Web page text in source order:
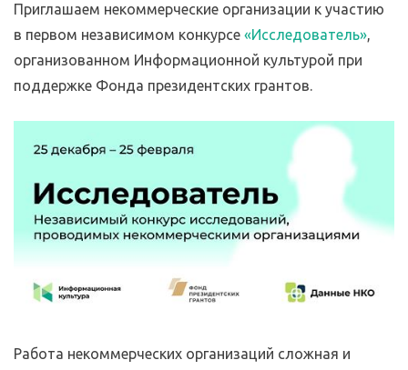
Приглашаем некоммерческие организации к участию
в первом независимом конкурсе «Исследователь»,
организованном Информационной культурой при
поддержке Фонда президентских грантов.
Работа некоммерческих организаций сложная и